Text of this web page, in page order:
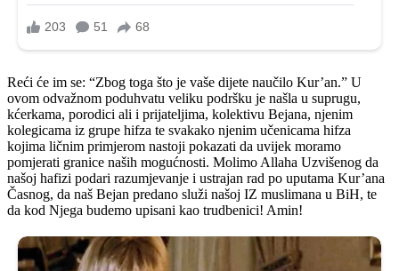
Reći će im se: “Zbog toga što je vaše dijete naučilo Kur’an.” U
ovom odvažnom poduhvatu veliku podršku je našla u suprugu,
kćerkama, porodici ali i prijateljima, kolektivu Bejana, njenim
kolegicama iz grupe hifza te svakako njenim učenicama hifza
kojima ličnim primjerom nastoji pokazati da uvijek moramo
pomjerati granice naših mogućnosti. Molimo Allaha Uzvišenog da
našoj hafizi podari razumjevanje i ustrajan rad po uputama Kur’ana
Časnog, da naš Bejan predano služi našoj IZ muslimana u BiH, te
da kod Njega budemo upisani kao trudbenici! Amin!